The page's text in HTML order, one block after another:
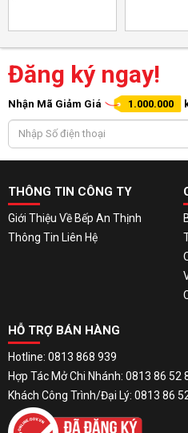
Đăng ký ngay!
Nhận Mã Giảm Giá 1.000.000
THÔNG TIN CÔNG TY
Giới Thiệu Về Bếp An Thịnh
Thông Tin Liên Hệ
HỖ TRỢ BÁN HÀNG
Hotline: 0813 868 939
Hợp Tác Mở Chi Nhánh: 0813 86 52
Khách Công Trình/Đại Lý: 0813 86